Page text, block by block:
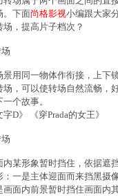
。下面尚格影视小编跟大家
，提高片子档次？
景用同一物体作衔接，上下
场，可以使转场自然流畅，
个故事。
D》 《穿Prada的女王》
内某形象暂时挡住，依据遮
：一是主体迎面而来挡黑摄
画面内前景暂时挡住画面内